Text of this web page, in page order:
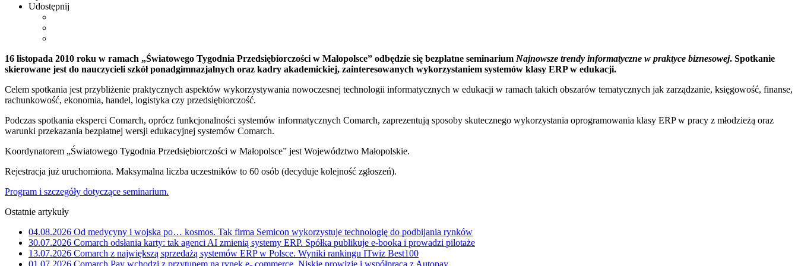
Udostępnij
16 listopada 2010 roku w ramach „Światowego Tygodnia Przedsiębiorczości w Małopolsce” odbędzie się bezpłatne seminarium Najnowsze trendy informatyczne w praktyce biznesowej. Spotkanie
skierowane jest do nauczycieli szkół ponadgimnazjalnych oraz kadry akademickiej, zainteresowanych wykorzystaniem systemów klasy ERP w edukacji.
Celem spotkania jest przybliżenie praktycznych aspektów wykorzystywania nowoczesnej technologii informatycznych w edukacji w ramach takich obszarów tematycznych jak zarządzanie, księgowość, finanse,
rachunkowość, ekonomia, handel, logistyka czy przedsiębiorczość.
Podczas spotkania eksperci Comarch, oprócz funkcjonalności systemów informatycznych Comarch, zaprezentują sposoby skutecznego wykorzystania oprogramowania klasy ERP w pracy z młodzieżą oraz
warunki przekazania bezpłatnej wersji edukacyjnej systemów Comarch.
Koordynatorem „Światowego Tygodnia Przedsiębiorczości w Małopolsce” jest Województwo Małopolskie.
Rejestracja już uruchomiona. Maksymalna liczba uczestników to 60 osób (decyduje kolejność zgłoszeń).
Program i szczegóły dotyczące seminarium.
Ostatnie artykuły
04.08.2026 Od medycyny i wojska po… kosmos. Tak firma Semicon wykorzystuje technologię do podbijania rynków
30.07.2026 Comarch odsłania karty: tak agenci AI zmienią systemy ERP. Spółka publikuje e-booka i prowadzi pilotaże
13.07.2026 Comarch z największą sprzedażą systemów ERP w Polsce. Wyniki rankingu ITwiz Best100
01.07.2026 Comarch Pay wchodzi z przytupem na rynek e- commerce. Niskie prowizje i współpraca z Autopay